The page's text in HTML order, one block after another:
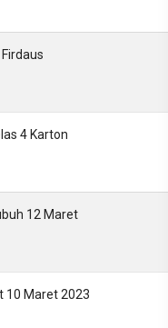
4 Karton
12 Maret
10 Maret 2023